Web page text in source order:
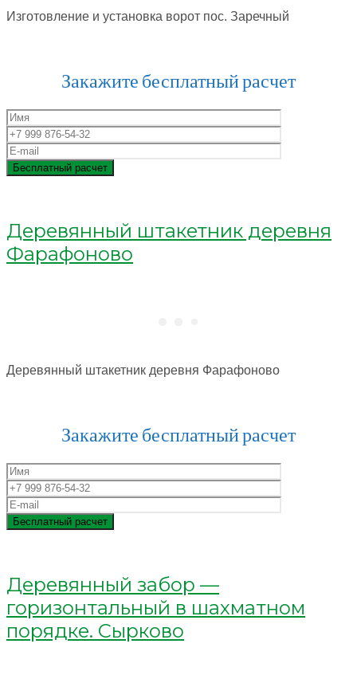
Изготовление и установка ворот пос. Заречный
Закажите бесплатный расчет
Деревянный штакетник деревня
Фарафоново
Деревянный штакетник деревня Фарафоново
Закажите бесплатный расчет
Деревянный забор —
горизонтальный в шахматном
порядке. Сырково